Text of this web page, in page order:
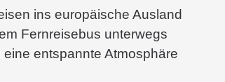
ins europäische Ausland
Fernreisebus unterwegs
entspannte Atmosphäre